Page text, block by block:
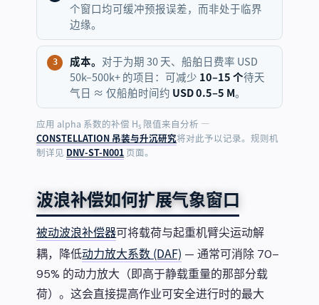
个窗口均可缓冲预报误差，而非处于临界
边缘。
成本。 对于为期 30 天、船舶日费率 USD
50k–500k+ 的项目：可减少 10–15 个待天
气日 ≈ 仅船舶时间约 USD 0.5–5 M。
应用 alpha 系数的补偿 Hs 限值来自分析 —
CONSTELLATION 吊装与升沉研究将对此予以记录。规则机
制详见 DNV-ST-N001 页面。
波浪补偿如何扩展气象窗口
被动波浪补偿器可将载荷与起重机臂尖运动解
耦，降低动力放大系数 (DAF) — 通常可消除 70–
95% 的动力放大（即高于静载重量的那部分载
荷）。这会直接提高作业可安全进行时的最大